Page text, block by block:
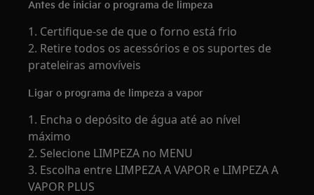
Antes de iniciar o programa de limpeza
1. Certifique-se de que o forno está frio
2. Retire todos os acessórios e os suportes de
prateleiras amovíveis
Ligar o programa de limpeza a vapor
1. Encha o depósito de água até ao nível
máximo
2. Selecione LIMPEZA no MENU
3. Escolha entre LIMPEZA A VAPOR e LIMPEZA A
VAPOR PLUS